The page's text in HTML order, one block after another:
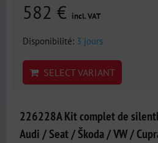
582 € incl. VAT
Disponibilité: 3 jours
SELECT VARIANT
226228A Kit complet de
Audi / Seat / Škoda / VW /